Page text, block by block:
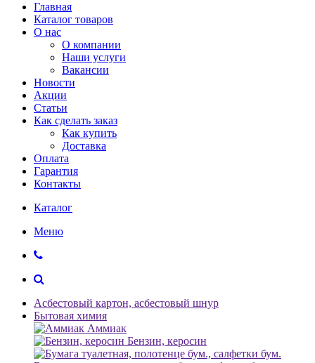
Главная
Каталог товаров
О нас
О компании
Наши услуги
Вакансии
Новости
Акции
Статьи
Как сделать заказ
Как купить
Доставка
Оплата
Гарантия
Контакты
Каталог
Меню
Асбестовый картон, асбестовый шнур
Бытовая химия
Аммиак
Бензин, керосин